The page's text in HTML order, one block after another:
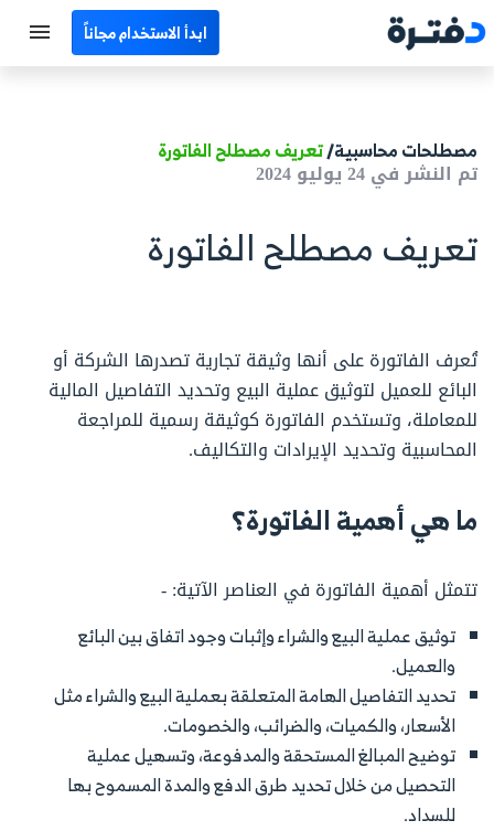
ابدأ الاستخدام مجاناً
جميع الأقسام
حاسبات
البرامج
اتصل بنا
مصطلحات محاسبية/تعريف مصطلح الفاتورة
تم النشر في 24 يوليو 2024
تعريف مصطلح الفاتورة
تُعرف الفاتورة على أنها وثيقة تجارية تصدرها الشركة أو
البائع للعميل لتوثيق عملية البيع وتحديد التفاصيل المالية
للمعاملة، وتستخدم الفاتورة كوثيقة رسمية للمراجعة
المحاسبية وتحديد الإيرادات والتكاليف.
ما هي أهمية الفاتورة؟
تتمثل أهمية الفاتورة في العناصر الآتية: -
توثيق عملية البيع والشراء وإثبات وجود اتفاق بين البائع
والعميل.
تحديد التفاصيل الهامة المتعلقة بعملية البيع والشراء مثل
الأسعار، والكميات، والضرائب، والخصومات.
توضيح المبالغ المستحقة والمدفوعة، وتسهيل عملية
التحصيل من خلال تحديد طرق الدفع والمدة المسموح بها
للسداد.